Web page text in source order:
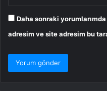
Daha sonraki
adresim ve site adresim bu